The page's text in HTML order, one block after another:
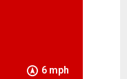
6 mph